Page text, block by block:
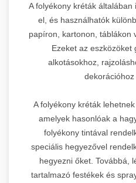
A folyékony kréták
el, és használhatók
papíron, kartonon, táblákon
Ezeket az eszközöket
alkotásokhoz,
dekorációhoz
A folyékony kréták
amelyek hasonlóak a
folyékony tintával
speciális hegyezővel
hegyezni őket. Továbbá,
tartalmazó festékek és